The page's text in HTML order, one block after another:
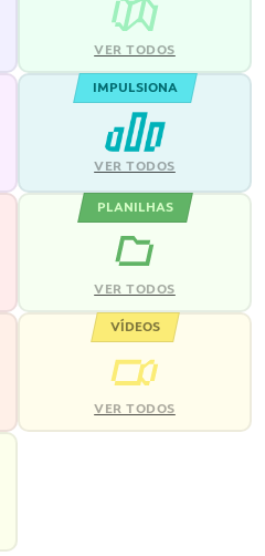
VER TODOS
IMPULSIONA
VER TODOS
PLANILHAS
VER TODOS
VÍDEOS
VER TODOS